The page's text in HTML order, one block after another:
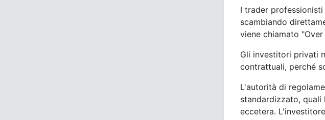
I trader
scambiando
viene chiamato
Gli investitori privati
contrattuali, perché
L'autorità di
standardizzato,
eccetera.